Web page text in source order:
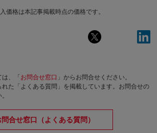
価格は本記事掲載時点の価格です。
、「 お問合せ窓口 」からお問合せください。
れた「よくある質問」を掲載しています。お問合せの
問合せ窓口（よくある質問）